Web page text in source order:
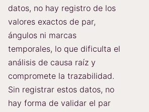
datos, no hay registro de los
valores exactos de par,
ángulos ni marcas
temporales, lo que dificulta el
análisis de causa raíz y
compromete la trazabilidad.
Sin registrar estos datos, no
hay forma de validar el par